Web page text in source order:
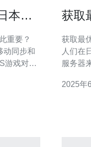
本的
重要？
动同步和
游戏对延
会
获取
获取最优质的
人们在
服务器
销，都
2025年